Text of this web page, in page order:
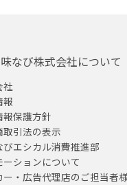
なび株式会社について
社
報
報保護方針
取引法の表示
びエシカル消費推進部
ーションについて
ー・広告代理店のご担当者